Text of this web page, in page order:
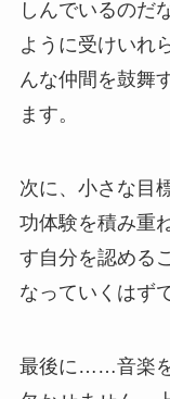
しんでいるのだ
ように受けいれ
んな仲間を鼓舞
ます。
次に、小さな目
功体験を積み重
す自分を認める
なっていくはず
最後に……音楽を